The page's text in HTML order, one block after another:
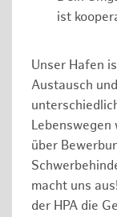
ist
Unser Hafen
Austausch
über
macht uns
der HPA die